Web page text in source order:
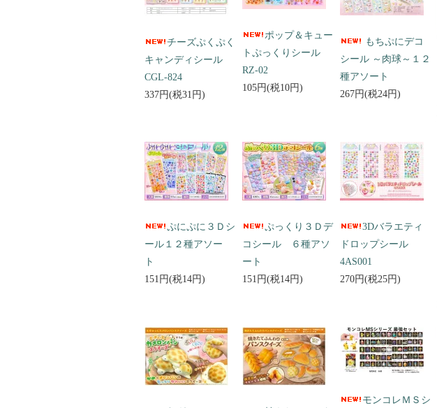
チーズぷくぷく
キャンディシール
CGL-824
337円(税31円)
ポップ＆キュー
トぷっくりシール
RZ-02
105円(税10円)
もちぷにデコ
シール ～肉球～１２
種アソート
267円(税24円)
ぷにぷに３Ｄシ
ール１２種アソー
ト
151円(税14円)
ぷっくり３Ｄデ
コシール ６種アソ
ート
151円(税14円)
3Dバラエティ
ドロップシール
4AS001
270円(税25円)
モンコレＭＳシ